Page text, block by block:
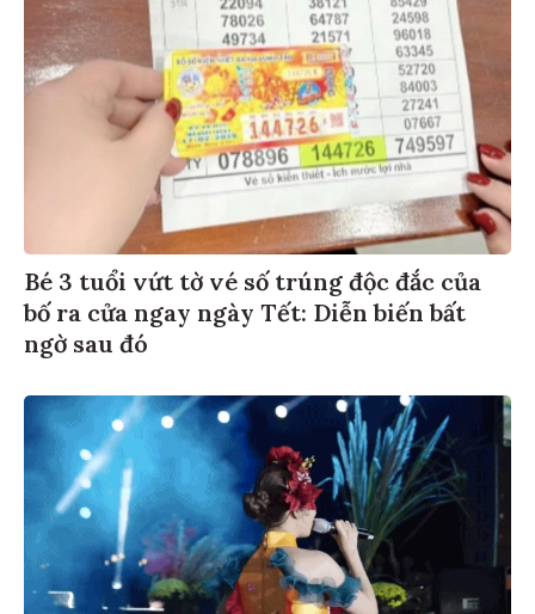
Bé 3 tuổi vứt tờ vé số trúng độc đắc của
bố ra cửa ngay ngày Tết: Diễn biến bất
ngờ sau đó